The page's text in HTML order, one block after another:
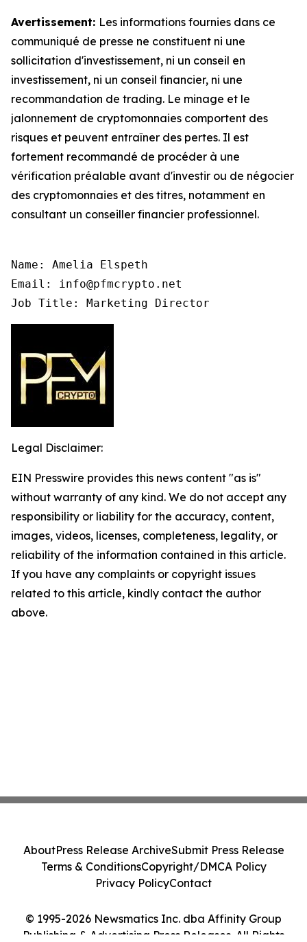
Avertissement: Les informations fournies dans ce
communiqué de presse ne constituent ni une
sollicitation d'investissement, ni un conseil en
investissement, ni un conseil financier, ni une
recommandation de trading. Le minage et le
jalonnement de cryptomonnaies comportent des
risques et peuvent entraîner des pertes. Il est
fortement recommandé de procéder à une
vérification préalable avant d'investir ou de négocier
des cryptomonnaies et des titres, notamment en
consultant un conseiller financier professionnel.
Name: Amelia Elspeth
Email: info@pfmcrypto.net
Job Title: Marketing Director
Legal Disclaimer:
EIN Presswire provides this news content "as is"
without warranty of any kind. We do not accept any
responsibility or liability for the accuracy, content,
images, videos, licenses, completeness, legality, or
reliability of the information contained in this article.
If you have any complaints or copyright issues
related to this article, kindly contact the author
above.
© 1995-2026 Newsmatics Inc. dba Affinity Group
Publishing & Advertising Press Releases. All Rights
AboutPress Release ArchiveSubmit Press Release
Terms & ConditionsCopyright/DMCA Policy
Privacy PolicyContact